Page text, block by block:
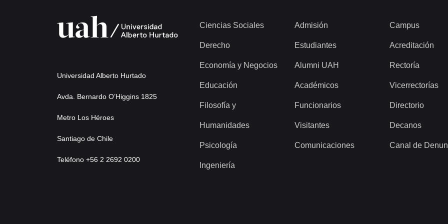
Universidad Alberto Hurtado
Avda. Bernardo O’Higgins 1825
Metro Los Héroes
Santiago de Chile
Teléfono +56 2 2692 0200
Ciencias Sociales
Derecho
Economía y Negocios
Educación
Filosofía y
Humanidades
Psicología
Ingeniería
Admisión
Estudiantes
Alumni UAH
Académicos
Funcionarios
Visitantes
Comunicaciones
Campus
Acreditación
Rectoría
Vicerrectorías
Directorio
Decanos
Canal de